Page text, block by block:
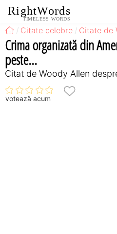
RightWords
TIMELESS WORDS
Citate celebre Citate de
Crima organizată din
peste...
Citat de Woody Allen
votează acum